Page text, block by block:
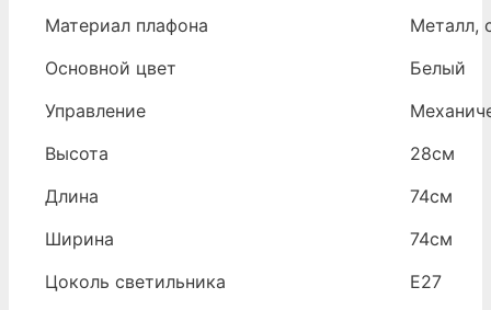
Материал плафона
Металл,
Основной цвет
Белый
Управление
Высота
28см
Длина
74см
Ширина
74см
Цоколь светильника
Е27